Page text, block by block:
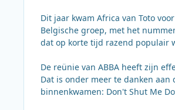
Dit jaar kwam Africa van Toto
Belgische groep, met het
dat op korte tijd razend populair
De reünie van ABBA heeft zijn
Dat is onder meer te danken
binnenkwamen: Don't Shut Me